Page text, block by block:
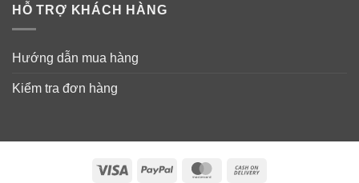
HỖ TRỢ KHÁCH HÀNG
Hướng dẫn mua hàng
Kiểm tra đơn hàng
Visa PayPal MasterCard